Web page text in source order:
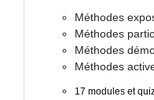
Méthodes
Méthodes
Méthodes
Méthodes
17 modules et